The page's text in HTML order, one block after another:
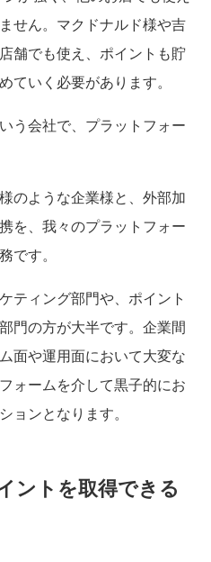
せん。マクドナルド様や吉
舗でも使え、ポイントも貯
ていく必要があります。
う会社で、プラットフォー
のような企業様と、外部加
を、我々のプラットフォー
です。
ティング部門や、ポイント
門の方が大半です。企業間
面や運用面において大変な
ォームを介して黒子的にお
ョンとなります。
ントを取得できる